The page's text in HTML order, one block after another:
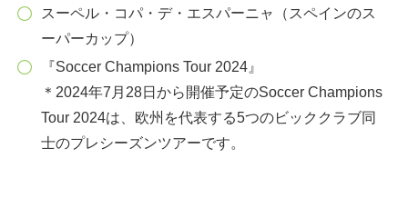
スーペル・コパ・デ・エスパーニャ（スペインのス
ーパーカップ）
『Soccer Champions Tour 2024』
＊2024年7月28日から開催予定のSoccer Champions
Tour 2024は、欧州を代表する5つのビッククラブ同
士のプレシーズンツアーです。